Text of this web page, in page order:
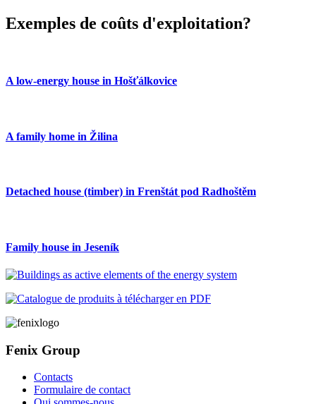
Exemples de coûts d'exploitation?
A low-energy house in Hošťálkovice
A family home in Žilina
Detached house (timber) in Frenštát pod Radhoštěm
Family house in Jeseník
Fenix Group
Contacts
Formulaire de contact